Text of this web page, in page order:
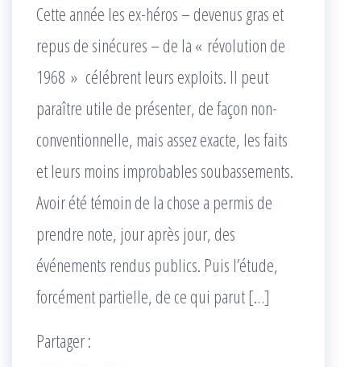
Cette année les ex-héros – devenus gras et
repus de sinécures – de la « révolution de
1968 » célébrent leurs exploits. Il peut
paraître utile de présenter, de façon non-
conventionnelle, mais assez exacte, les faits
et leurs moins improbables soubassements.
Avoir été témoin de la chose a permis de
prendre note, jour après jour, des
événements rendus publics. Puis l’étude,
forcément partielle, de ce qui parut […]
Partager :